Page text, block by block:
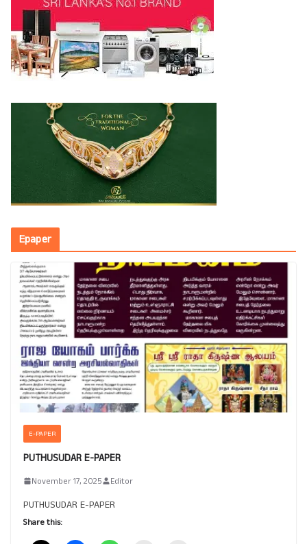
Epaper
E-PAPER
PUTHUSUDAR E-PAPER
November 17, 2025 Editor
PUTHUSUDAR E-PAPER
Share this: